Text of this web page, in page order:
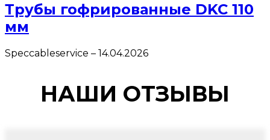
Трубы гофрированные DKC 110
мм
Speccableservice – 14.04.2026
НАШИ ОТЗЫВЫ